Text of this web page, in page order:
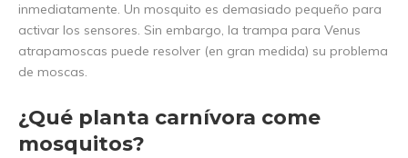
inmediatamente. Un mosquito es demasiado pequeño para
activar los sensores. Sin embargo, la trampa para Venus
atrapamoscas puede resolver (en gran medida) su problema
de moscas.
¿Qué planta carnívora come
mosquitos?